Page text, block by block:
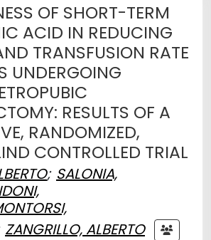
OF SHORT-TERM
ACID IN REDUCING
TRANSFUSION RATE
UNDERGOING
RESULTS OF A
RANDOMIZED,
CONTROLLED TRIAL
; SALONIA,
ZANGRILLO, ALBERTO